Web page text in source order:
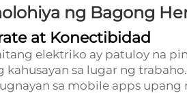
ng Bagong
at Konectibidad
elektriko ay patuloy na
kahusayan sa lugar ng
sa mobile apps